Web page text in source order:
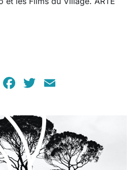
ShareFacebook
Twitter